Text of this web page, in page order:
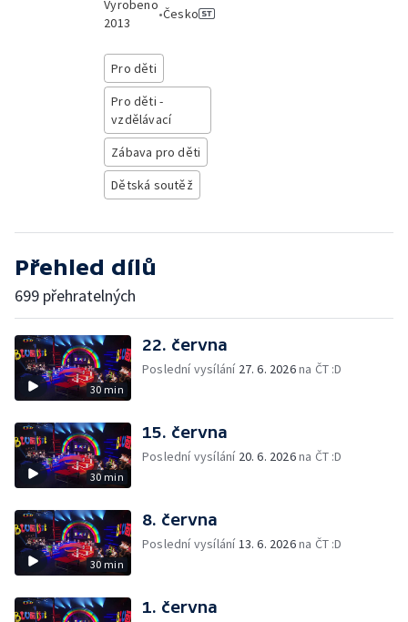
Vyrobeno
2013
•Česko
Pro děti
Pro děti -
vzdělávací
Zábava pro děti
Dětská soutěž
Přehled dílů
699 přehratelných
30 min
22. června
Poslední vysílání 27. 6. 2026na ČT :D
30 min
15. června
Poslední vysílání 20. 6. 2026na ČT :D
30 min
8. června
Poslední vysílání13. 6. 2026na ČT :D
1. června